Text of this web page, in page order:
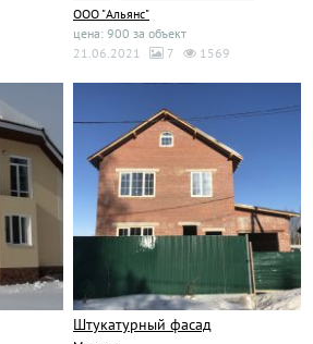
ООО "Альянс"
цена: 900 за объект
21.06.2021
7 1569
Штукатурный фасад